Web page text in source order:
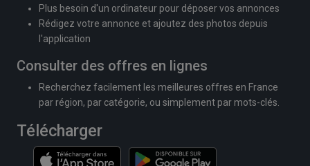
Plus besoin d'un ordinateur pour déposer vos annonces
Rédigez votre annonce et ajoutez des photos depuis
l'application
Consulter des offres en lignes
Recherchez facilement les meilleures offres en France
par région, par catégorie, ou simplement par mots-clés.
Télécharger